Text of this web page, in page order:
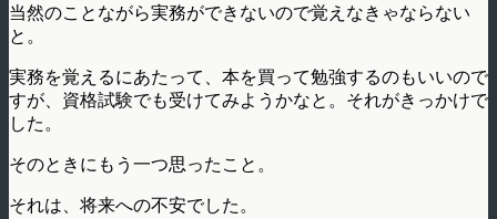
当然のことながら実務ができないので覚えなきゃならない
と。
実務を覚えるにあたって、本を買って勉強するのもいいので
すが、資格試験でも受けてみようかなと。それがきっかけで
した。
そのときにもう一つ思ったこと。
それは、将来への不安でした。